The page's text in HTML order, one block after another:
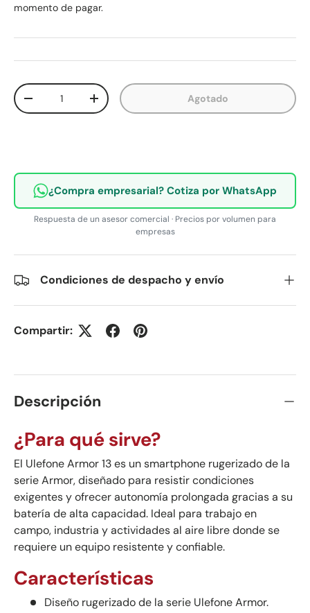
momento de pagar.
Cant.
Disminuir cantidadAumentar la cantidadAgotado
¿Compra empresarial? Cotiza por WhatsApp
Respuesta de un asesor comercial · Precios por volumen para
empresas
Condiciones de despacho y envío
Compartir:
Descripción
¿Para qué sirve?
El Ulefone Armor 13 es un smartphone rugerizado de la
serie Armor, diseñado para resistir condiciones
exigentes y ofrecer autonomía prolongada gracias a su
batería de alta capacidad. Ideal para trabajo en
campo, industria y actividades al aire libre donde se
requiere un equipo resistente y confiable.
Características
Diseño rugerizado de la serie Ulefone Armor.